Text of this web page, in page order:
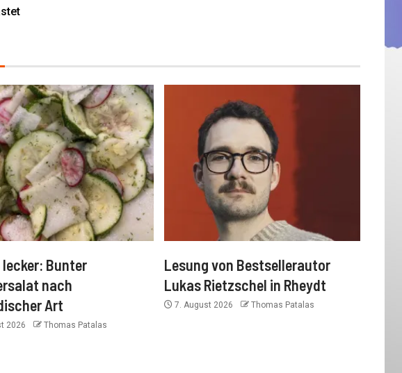
lecker: Bunter
nach
Art
2026 Thomas Patalas
Lesung von Bestsellerautor
Lukas Rietzschel in Rheydt
7. August 2026 Thomas Patalas